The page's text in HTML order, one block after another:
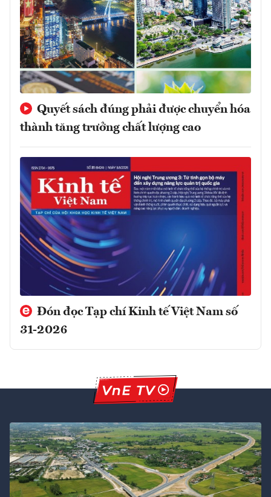
Quyết sách đúng phải được chuyển hóa
thành tăng trưởng chất lượng cao
Đón đọc Tạp chí Kinh tế Việt Nam số
31-2026